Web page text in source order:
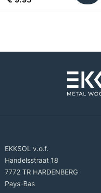
EKKSOL v.o.f.
Handelsstraat 18
7772 TR HARDENBERG
Pays-Bas